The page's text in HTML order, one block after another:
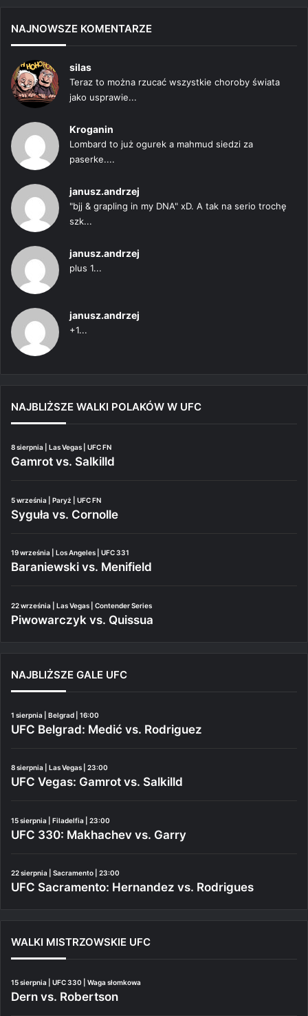
NAJNOWSZE KOMENTARZE
silas
Teraz to można rzucać wszystkie choroby świata
jako usprawie...
Kroganin
Lombard to już ogurek a mahmud siedzi za
paserke....
janusz.andrzej
"bjj & grapling in my DNA" xD. A tak na serio trochę
szk...
janusz.andrzej
plus 1...
janusz.andrzej
+1...
NAJBLIŻSZE WALKI POLAKÓW W UFC
8 sierpnia | Las Vegas | UFC FN
Gamrot vs. Salkilld
5 września | Paryż | UFC FN
Syguła vs. Cornolle
19 września | Los Angeles | UFC 331
Baraniewski vs. Menifield
22 września | Las Vegas | Contender Series
Piwowarczyk vs. Quissua
NAJBLIŻSZE GALE UFC
1 sierpnia | Belgrad | 16:00
UFC Belgrad: Medić vs. Rodriguez
8 sierpnia | Las Vegas | 23:00
UFC Vegas: Gamrot vs. Salkilld
15 sierpnia | Filadelfia | 23:00
UFC 330: Makhachev vs. Garry
22 sierpnia | Sacramento | 23:00
UFC Sacramento: Hernandez vs. Rodrigues
WALKI MISTRZOWSKIE UFC
15 sierpnia | UFC 330 | Waga słomkowa
Dern vs. Robertson